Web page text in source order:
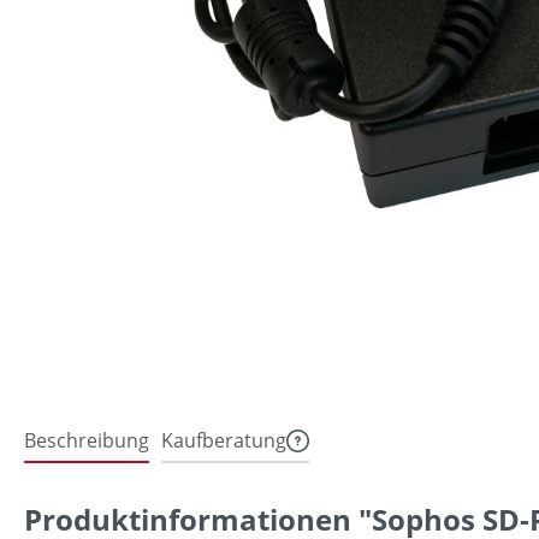
Beschreibung Kaufberatung
Produktinformationen "Sophos